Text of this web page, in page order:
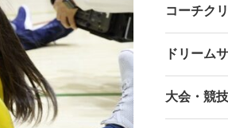
コーチク
ドリーム
大会・競